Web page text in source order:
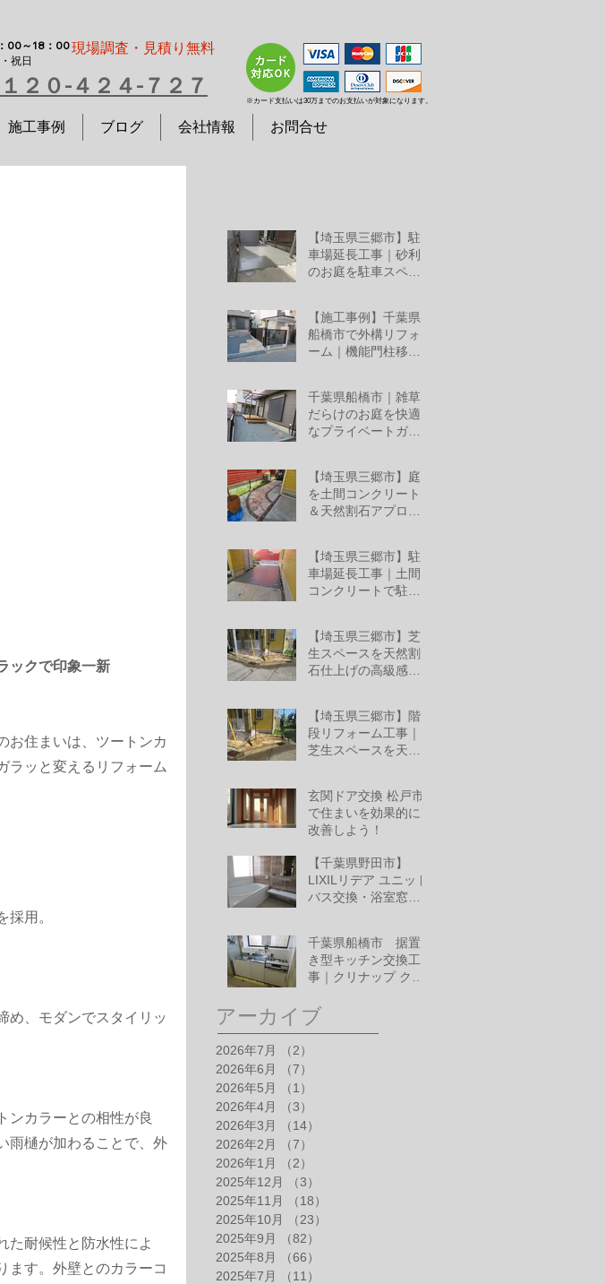
00～18：00
祝日
現場調査・見積り無料
２０-４２４-７２７
※カード支払いは30万までのお支払いが対象になります。
施工事例 ブログ 会社情報 お問合せ
ックで印象一新
お住まいは、ツートンカ
ラッと変えるリフォーム
用。
め、モダンでスタイリッ
ンカラーとの相性が良
雨樋が加わることで、外
た耐候性と防水性によ
ます。外壁とのカラーコ
【埼玉県三郷市】駐
車場延長工事｜砂利
のお庭を駐車スペー
【施工事例】千葉県
船橋市で外構リフォ
ーム｜機能門柱移
ミ レジリアフェンス
設置工事
千葉県船橋市｜雑草
だらけのお庭を快適
なプライベートガー
【埼玉県三郷市】庭
を土間コンクリート
＆天然割石アプロー
【埼玉県三郷市】駐
車場延長工事｜土間
コンクリートで駐車
【埼玉県三郷市】芝
生スペースを天然割
石仕上げの高級感あ
【埼玉県三郷市】階
段リフォーム工事｜
芝生スペースを天然
玄関ドア交換 松戸市
で住まいを効果的に
改善しよう！
6月10日
【千葉県野田市】
LIXILリデア ユニット
バス交換・浴室窓改
千葉県船橋市 据置
き型キッチン交換工
事｜クリナップ クリ
5月28日
アーカイブ
2026年7月 （2）
2026年6月
（7）
2026年5月
（1）
2026年4月
（3）
2026年3月
（14）
2026年2月
（7）
2026年1月
（2）
2025年12月
（3）
2025年11月
（18）
2025年10月
（23）
2025年9月
（82）
2025年8月
（66）
2025年7月
（11）